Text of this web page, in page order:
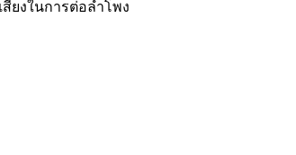
ยงในการต่อลำโพง